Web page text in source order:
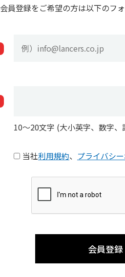
会員登録をご希望の方は以下のフ
10〜20文字 (大小英字、数字
当社利用規約、 プライバシ